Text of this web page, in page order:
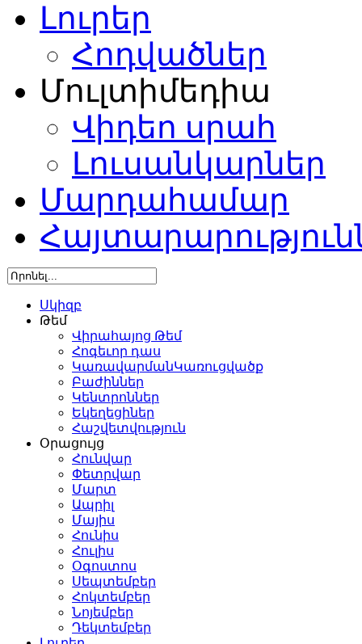
Լուրեր
Հոդվածներ
Մուլտիմեդիա
Վիդեո սրահ
Լուսանկարներ
Մարդահամար
Սկիզբ
Թեմ
Վիրահայոց Թեմ
Հոգեւոր դաս
ԿառավարմանԿառուցվածք
Բաժիններ
Կենտրոններ
Եկեղեցիներ
Հաշվետվություն
Օրացույց
Հունվար
Փետրվար
Մարտ
Ապրիլ
Մայիս
Հունիս
Հուլիս
Օգոստոս
Սեպտեմբեր
Հոկտեմբեր
Նոյեմբեր
Դեկտեմբեր